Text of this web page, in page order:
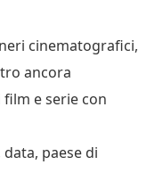
cinematografici,
ancora
film e serie con
paese di